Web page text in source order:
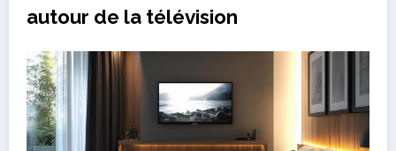
autour de la télévision